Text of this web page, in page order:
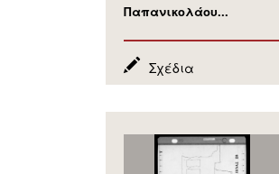
Παπανικολάου...
Σχέδια